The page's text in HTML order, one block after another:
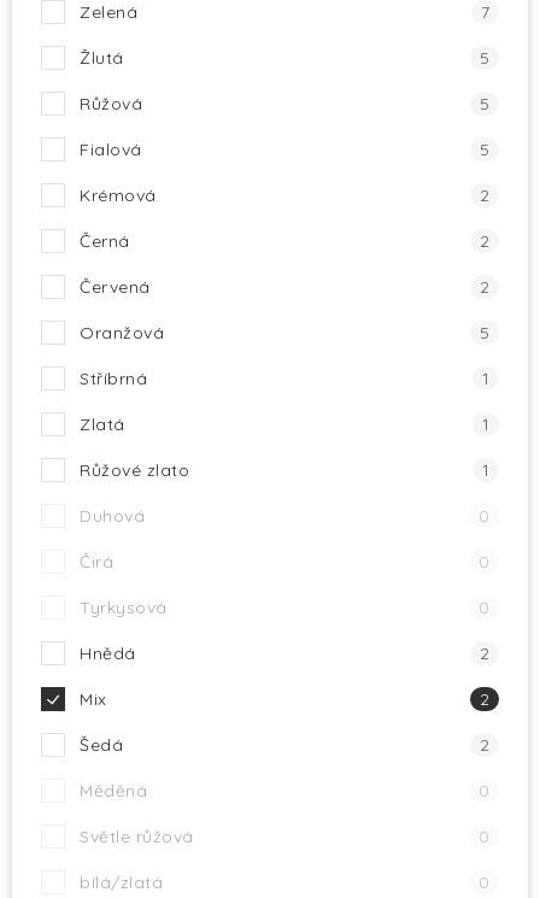
Zelená 7
Žlutá 5
Růžová 5
Fialová 5
Krémová 2
Černá 2
Červená 2
Oranžová 5
Stříbrná 1
Zlatá 1
Růžové zlato 1
Duhová 0
Čirá 0
Tyrkysová 0
Hnědá 2
Mix 2
Šedá 2
Měděná 0
Světle růžová 0
bílá/zlatá 0